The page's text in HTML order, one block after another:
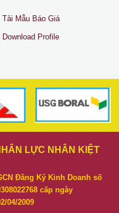
Tải Mẫu Báo Giá
Download Profile
LỰC NHÂN KIỆT
Đăng Ký Kinh Doanh số
cấp ngày
04/2009